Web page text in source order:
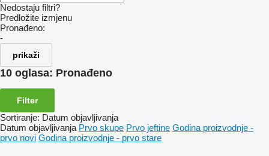
Nedostaju filtri?
Predložite izmjenu
Pronađeno:
-
prikaži
10 oglasa: Pronađeno
Filter
Sortiranje: Datum objavljivanja
Datum objavljivanja Prvo skupe Prvo jeftine Godina proizvodnje -
prvo novi Godina proizvodnje - prvo stare